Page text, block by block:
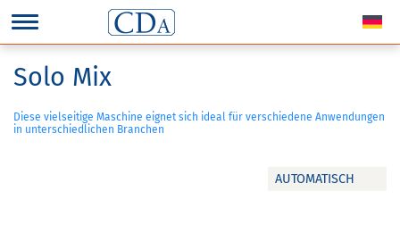
AUTOMATISCH
Solo Mix
Diese vielseitige Maschine eignet sich ideal für verschiedene Anwendungen
in unterschiedlichen Branchen